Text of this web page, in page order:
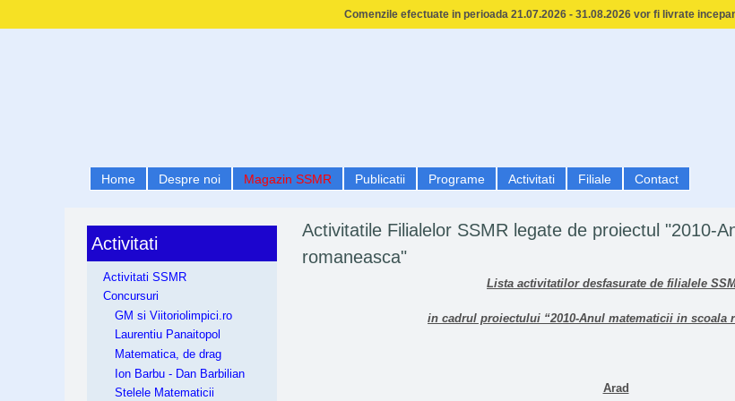
Comenzile efectuate in perioada 21.07.2026 - 31.08.2026 vor fi livrate
Home Despre noi Magazin SSMR Publicatii Programe Activitati Filiale Contact
Activitatile Filialelor SSMR legate de proiectul "2010-
romaneasca"
Lista activitatilor desfasurate de filialele
in cadrul proiectului “2010-Anul matematicii in scoala
Arad
Activitati
Activitati SSMR
Concursuri
GM si Viitoriolimpici.ro
Laurentiu Panaitopol
Matematica, de drag
Ion Barbu - Dan Barbilian
Stelele Matematicii